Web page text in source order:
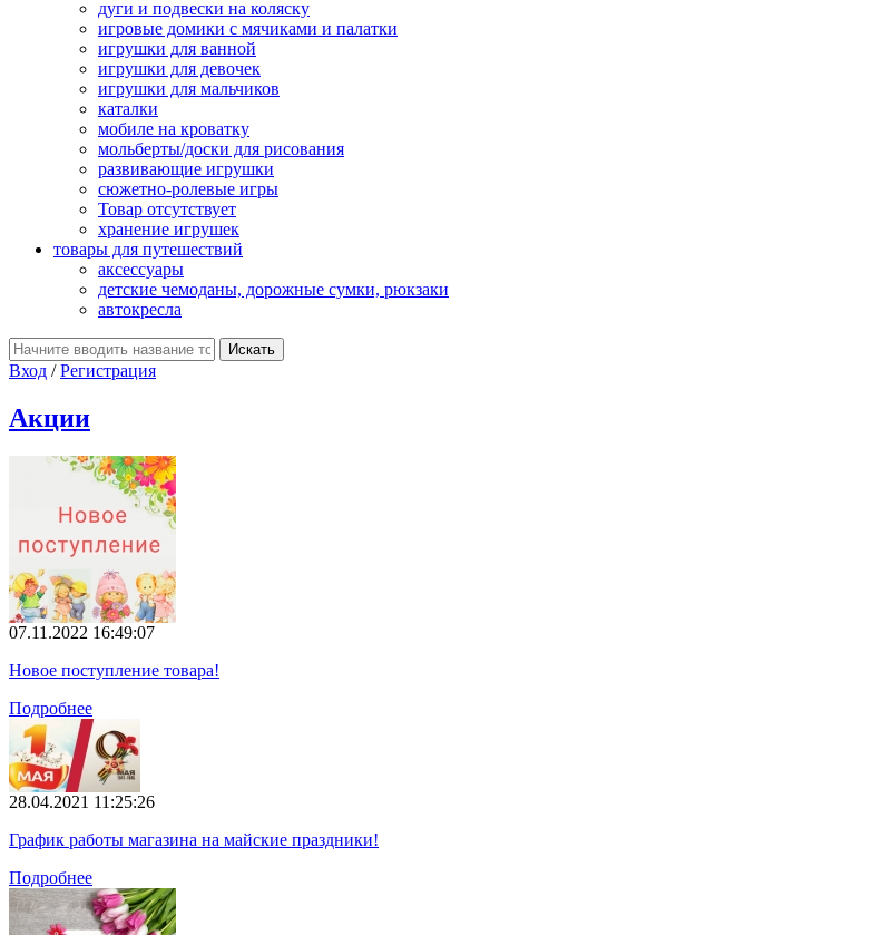
дуги и подвески на коляску
игровые домики с мячиками и палатки
игрушки для ванной
игрушки для девочек
игрушки для мальчиков
каталки
мобиле на кроватку
мольберты/доски для рисования
развивающие игрушки
сюжетно-ролевые игры
Товар отсутствует
хранение игрушек
товары для путешествий
аксессуары
детские чемоданы, дорожные сумки, рюкзаки
автокресла
Вход /Регистрация
Акции
07.11.2022 16:49:07
Новое поступление товара!
Подробнее
28.04.2021 11:25:26
График работы магазина на майские праздники!
Подробнее